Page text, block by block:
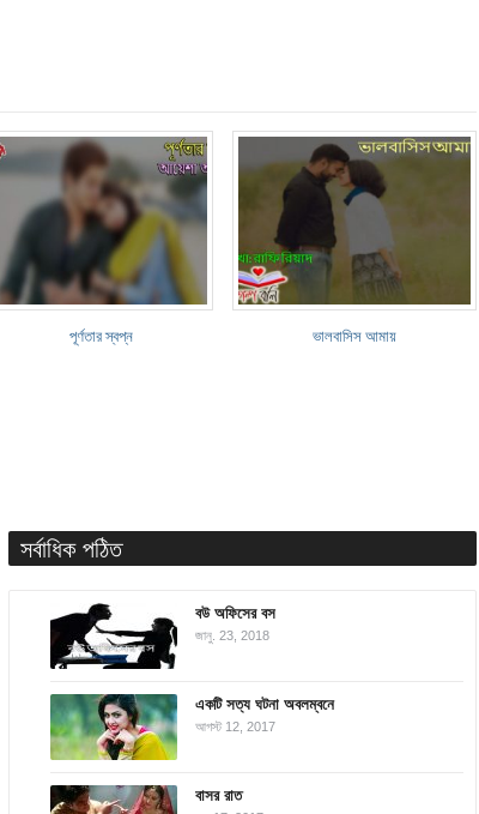
পূর্ণতার স্বপ্ন ভালবাসিস আমায়
সর্বাধিক পঠিত
বউ অফিসের বস
জানু. 23, 2018
একটি সত্য ঘটনা অবলম্বনে
আগস্ট 12, 2017
বাসর রাত